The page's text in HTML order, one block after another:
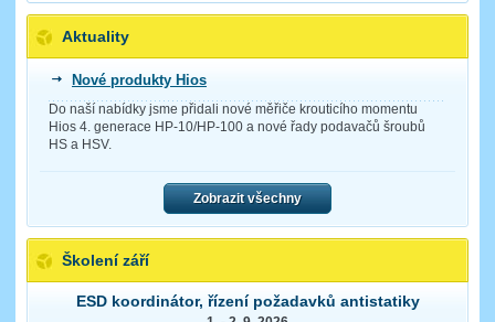
Aktuality
Nové produkty Hios
Do naší nabídky jsme přidali nové měřiče krouticího momentu
Hios 4. generace HP-10/HP-100 a nové řady podavačů šroubů
HS a HSV.
Zobrazit všechny
Školení září
ESD koordinátor, řízení požadavků antistatiky